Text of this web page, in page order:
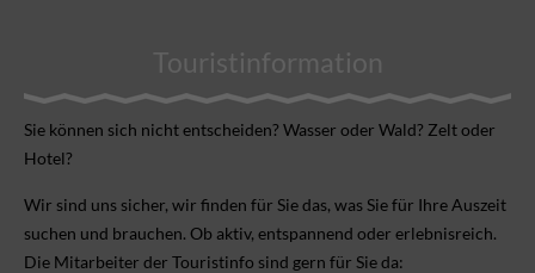
Touristinformation
Sie können sich nicht ent­scheiden? Wasser oder Wald? Zelt oder
Hotel?
Wir sind uns sicher, wir finden für Sie das, was Sie für Ihre Aus­zeit
suchen und brauchen. Ob aktiv, ent­spannend oder erlebnis­reich.
Die Mitarbeiter der Touristinfo sind gern für Sie da: